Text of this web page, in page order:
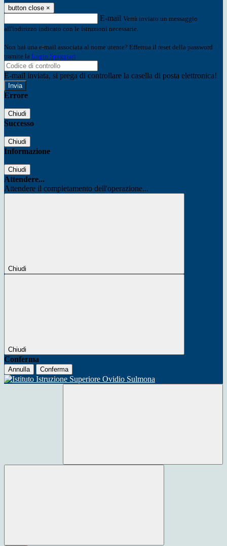
button close ×
E-mail Verrà inviato un messaggio
all'indirizzo indicato con le istruzioni necessarie.
Non hai una e-mail associata al nome utente? Effettua il reset della password
tramite la Login Spaggiari
E-mail inviata, si prega di controllare la casella di posta elettronica!
Errore
Chiudi
Successo
Chiudi
Informazione
Chiudi
Attendere...
Attendere il completamento dell'operazione...
Chiudi
Chiudi
Conferma
Annulla Conferma